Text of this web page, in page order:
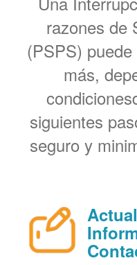
razones de
(PSPS)
más,
siguientes
seguro y